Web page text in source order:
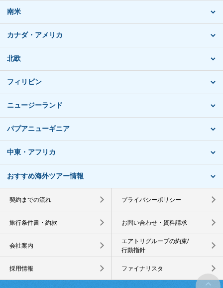
南米
カナダ・アメリカ
北欧
フィリピン
ニュージーランド
パプアニューギニア
中東・アフリカ
おすすめ海外ツアー情報
契約までの流れ プライバシーポリシー
旅行条件書・約款 お問い合わせ・資料請求
会社案内
エアトリグループの約束/
行動指針
採用情報 ファイナリスタ